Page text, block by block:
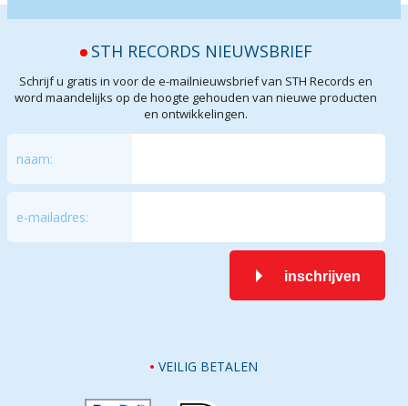
STH RECORDS NIEUWSBRIEF
Schrijf u gratis in voor de e-mailnieuwsbrief van STH Records en
word maandelijks op de hoogte gehouden van nieuwe producten
en ontwikkelingen.
naam:
e-mailadres:
inschrijven
VEILIG BETALEN